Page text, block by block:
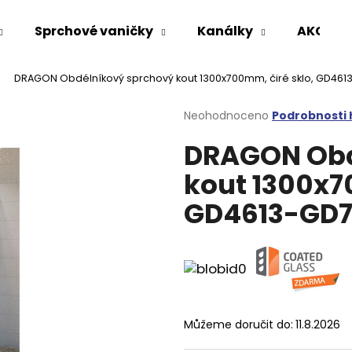
Sprchové vaničky Kanálky AKCE %
DRAGON Obdélníkový sprchový kout 1300x700mm, čiré sklo,
Průměrné
produktu
je
0,0
5
hvězdiček.
Neohodnoceno Podrobnosti
DRAGON
kout
GD4613-
Můžeme doručit do: 11.8.2026
Co potřebujete najít?
HLEDAT
VARIO SPRCHOVÁ ZÁSTĚNA 1000 MM